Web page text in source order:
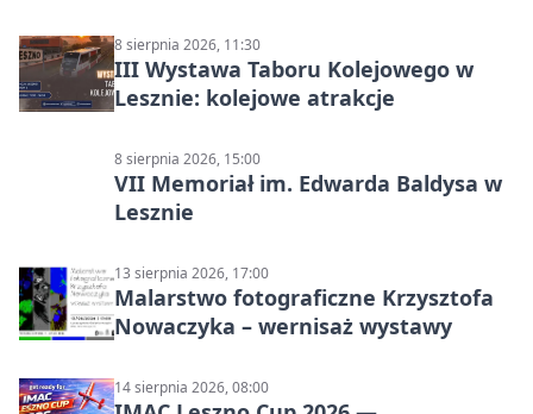
8 sierpnia 2026, 11:30
III Wystawa Taboru Kolejowego w
Lesznie: kolejowe atrakcje
8 sierpnia 2026, 15:00
VII Memoriał im. Edwarda Baldysa w
Lesznie
13 sierpnia 2026, 17:00
Malarstwo fotograficzne Krzysztofa
Nowaczyka – wernisaż wystawy
14 sierpnia 2026, 08:00